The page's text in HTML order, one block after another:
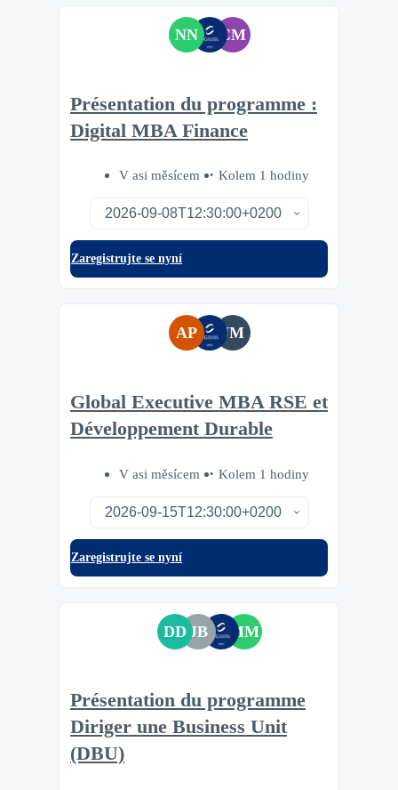
NN CM
Présentation du programme :
Digital MBA Finance
V asi měsícem Kolem 1 hodiny
Zaregistrujte se nyní
AP JM
Global Executive MBA RSE et
Développement Durable
V asi měsícem Kolem 1 hodiny
Zaregistrujte se nyní
DD JB MM
Présentation du programme
Diriger une Business Unit
(DBU)